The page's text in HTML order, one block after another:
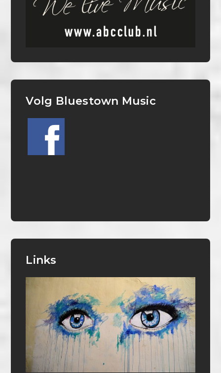
Volg Bluestown Music
Links